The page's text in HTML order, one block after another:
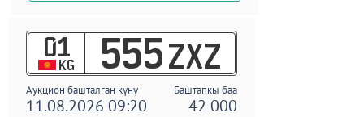
01
KG 555 ZXZ
Аукцион башталган күнү Баштапкы баа
11.08.2026 09:20 42 000